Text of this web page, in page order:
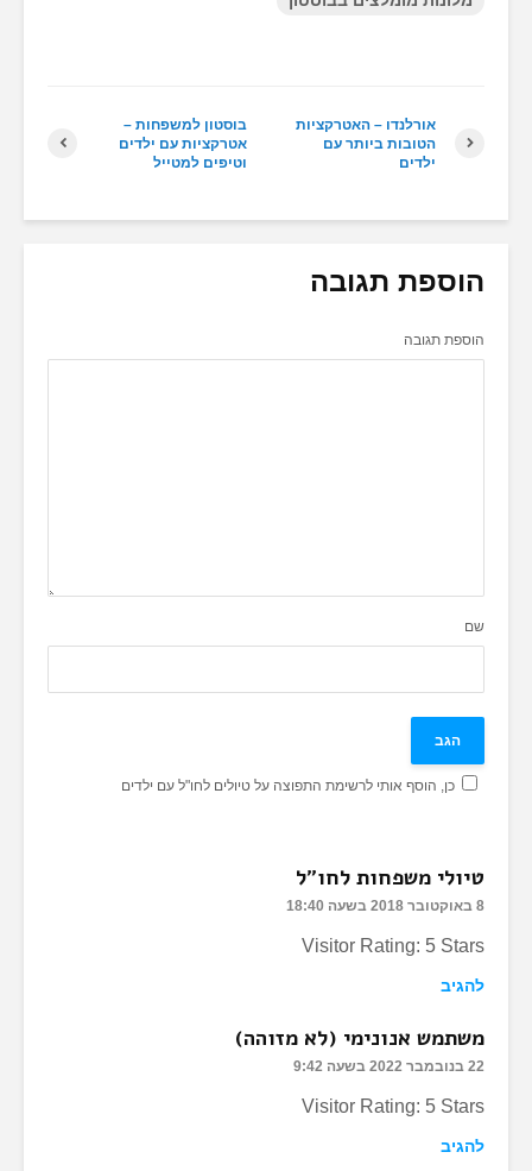
בוסטון למשפחות –
אטרקציות עם ילדים
וטיפים למטייל
אורלנדו – האטרקציות
הטובות ביותר עם
ילדים
הוספת תגובה
הוספת תגובה
שם
כן, הוסף אותי לרשימת התפוצה על טיולים לחו"ל עם ילדים
טיולי משפחות לחו"ל
8 באוקטובר 2018 בשעה 18:40
Visitor Rating: 5 Stars
להגיב
משתמש אנונימי (לא מזוהה)
22 בנובמבר 2022 בשעה 9:42
Visitor Rating: 5 Stars
להגיב